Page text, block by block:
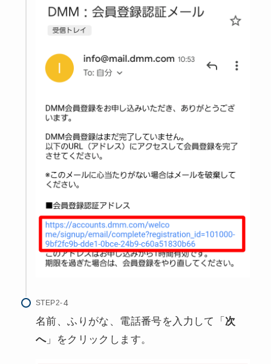
STEP2-
名前、ふりがな、電話番号を入力して「 次
へ」をクリックします。